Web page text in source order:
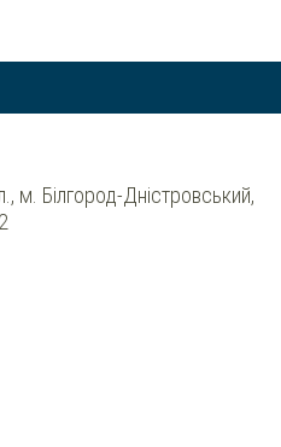
м. Білгород-Дністровський,